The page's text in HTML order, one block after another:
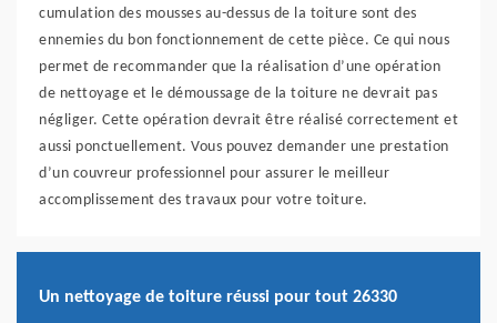
cumulation des mousses au-dessus de la toiture sont des
ennemies du bon fonctionnement de cette pièce. Ce qui nous
permet de recommander que la réalisation d’une opération
de nettoyage et le démoussage de la toiture ne devrait pas
négliger. Cette opération devrait être réalisé correctement et
aussi ponctuellement. Vous pouvez demander une prestation
d’un couvreur professionnel pour assurer le meilleur
accomplissement des travaux pour votre toiture.
Un nettoyage de toiture réussi pour tout 26330